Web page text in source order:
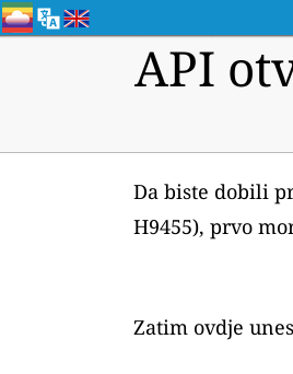
API
Da biste dobili
H9455), prvo
Zatim ovdje